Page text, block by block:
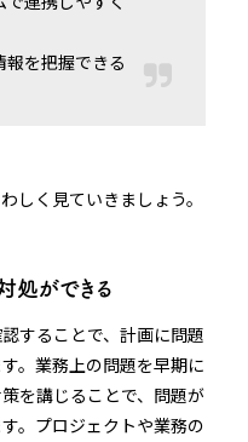
報を把握できる
しく見ていきましょう。
処ができる
することで、計画に問題
。業務上の問題を早期に
を講じることで、問題が
。プロジェクトや業務の